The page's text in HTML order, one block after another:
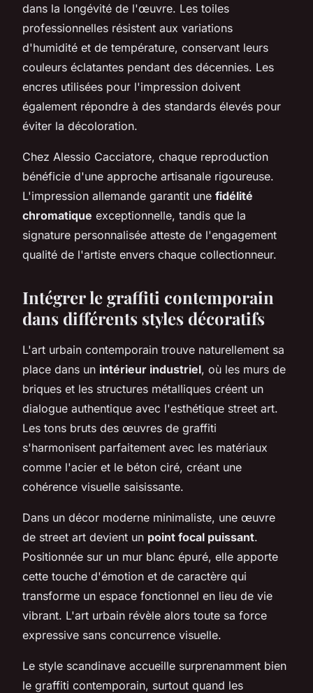
dans la longévité de l'œuvre. Les toiles
professionnelles résistent aux variations
d'humidité et de température, conservant leurs
couleurs éclatantes pendant des décennies. Les
encres utilisées pour l'impression doivent
également répondre à des standards élevés pour
éviter la décoloration.
Chez Alessio Cacciatore, chaque reproduction
bénéficie d'une approche artisanale rigoureuse.
L'impression allemande garantit une fidélité
chromatique exceptionnelle, tandis que la
signature personnalisée atteste de l'engagement
qualité de l'artiste envers chaque collectionneur.
Intégrer le graffiti contemporain
dans différents styles décoratifs
L'art urbain contemporain trouve naturellement sa
place dans un intérieur industriel, où les murs de
briques et les structures métalliques créent un
dialogue authentique avec l'esthétique street art.
Les tons bruts des œuvres de graffiti
s'harmonisent parfaitement avec les matériaux
comme l'acier et le béton ciré, créant une
cohérence visuelle saisissante.
Dans un décor moderne minimaliste, une œuvre
de street art devient un point focal puissant.
Positionnée sur un mur blanc épuré, elle apporte
cette touche d'émotion et de caractère qui
transforme un espace fonctionnel en lieu de vie
vibrant. L'art urbain révèle alors toute sa force
expressive sans concurrence visuelle.
Le style scandinave accueille surprenamment bien
le graffiti contemporain, surtout quand les